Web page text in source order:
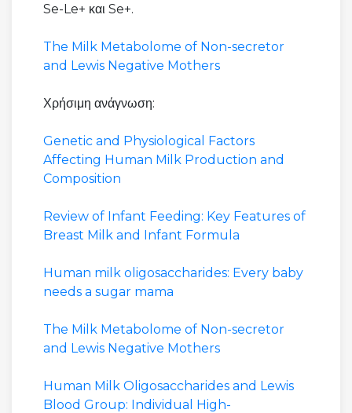
Se-Le+ και Se+.
The Milk Metabolome of Non-secretor
and Lewis Negative Mothers
Χρήσιμη ανάγνωση:
Genetic and Physiological Factors
Affecting Human Milk Production and
Composition
Review of Infant Feeding: Key Features of
Breast Milk and Infant Formula
Human milk oligosaccharides: Every baby
needs a sugar mama
The Milk Metabolome of Non-secretor
and Lewis Negative Mothers
Human Milk Oligosaccharides and Lewis
Blood Group: Individual High-